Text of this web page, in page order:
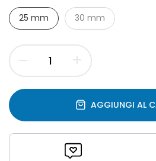
25 mm 30 mm
AGGIUNGI AL